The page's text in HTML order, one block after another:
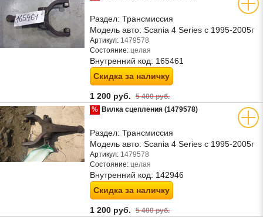
Раздел: Трансмиссия
Модель авто: Scania 4 Series с 1995-2005г
Артикул: 1479578
Состояние: целая
Внутренний код: 165461
Скидка за наличку
1 200 руб. 5 400 руб.
% Вилка сцепления (1479578)
Раздел: Трансмиссия
Модель авто: Scania 4 Series с 1995-2005г
Артикул: 1479578
Состояние: целая
Внутренний код: 142946
Скидка за наличку
1 200 руб. 5 400 руб.